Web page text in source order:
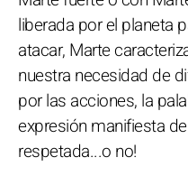
liberada por el planeta
atacar, Marte
nuestra necesidad de
por las acciones, la
expresión manifiesta
respetada...o no!